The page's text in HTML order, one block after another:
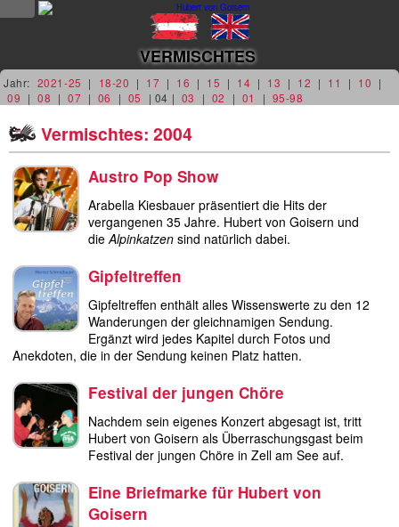
news
tv &
radio
tourplan
shop
MUSIK
projekte
diskografie
liedtexte
film
VERMISCHTES
Jahr: 2021-25 | 18-20 | 17 | 16 | 15 | 14 | 13 | 12 | 11 | 10 |
09 | 08 | 07 | 06 | 05 | 04 | 03 | 02 | 01 | 95-98
Vermischtes: 2004
Austro Pop Show
Arabella Kiesbauer präsentiert die Hits der
vergangenen 35 Jahre. Hubert von Goisern und
dieAlpinkatzen sind natürlich dabei.
Gipfeltreffen
Gipfeltreffen enthält alles Wissenswerte zu den 12
Wanderungen der gleichnamigen Sendung.
Ergänzt wird jedes Kapitel durch Fotos und
Anekdoten, die in der Sendung keinen Platz hatten.
Festival der jungen Chöre
Nachdem sein eigenes Konzert abgesagt ist, tritt
Hubert von Goisern als Überraschungsgast beim
Festival der jungen Chöre in Zell am See auf.
Eine Briefmarke für Hubert von
Goisern